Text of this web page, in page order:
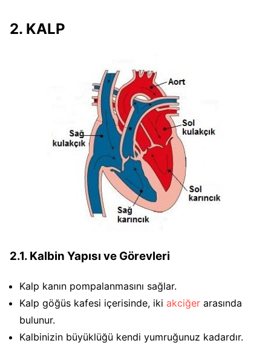
2. KALP
2.1. Kalbin Yapısı ve Görevleri
Kalp kanın pompalanmasını sağlar.
Kalp göğüs kafesi içerisinde, iki akciğer arasında
bulunur.
Kalbinizin büyüklüğü kendi yumruğunuz kadardır.